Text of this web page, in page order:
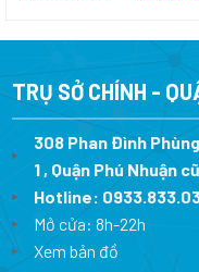
TRỤ SỞ CHÍNH -
308 Phan Đình
1 , Quận Phú Nhuận
Hotline:
Mở cửa: 8h-22h
Xem bản đồ